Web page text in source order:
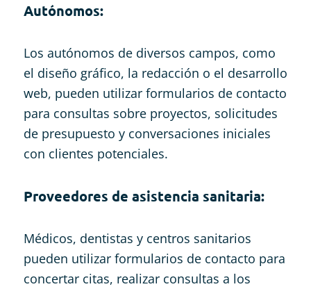
Autónomos:
Los autónomos de diversos campos, como
el diseño gráfico, la redacción o el desarrollo
web, pueden utilizar formularios de contacto
para consultas sobre proyectos, solicitudes
de presupuesto y conversaciones iniciales
con clientes potenciales.
Proveedores de asistencia sanitaria:
Médicos, dentistas y centros sanitarios
pueden utilizar formularios de contacto para
concertar citas, realizar consultas a los